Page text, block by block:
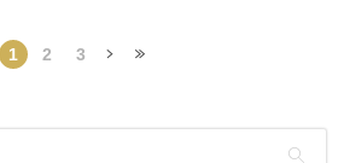
なと実感します。 …
1 2 3